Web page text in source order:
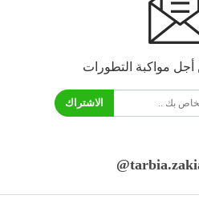
مواكبة التطورات
الاشتراك